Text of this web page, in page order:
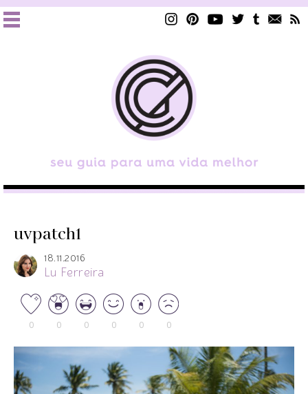
uvpatch1
18.11.2016
Lu Ferreira
0 0 0 0 0 0